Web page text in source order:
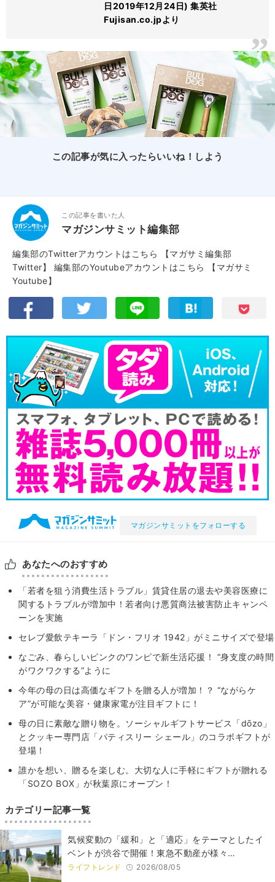
日2019年12月24日) 集英社
Fujisan.co.jpより
この記事が気に入ったらいいね！しよう
この記事を書いた人
マガジンサミット編集部
編集部のTwitterアカウントはこちら
【マガサミ編集部
Twitter】
編集部のYoutubeアカウントはこちら
【マガサミ
Youtube】
マガジンサミットをフォローする
あなたへのおすすめ
「若者を狙う消費生活トラブル」賃貸住居の退去や美容医療に
関するトラブルが増加中！若者向け悪質商法被害防止キャンペ
ーンを実施
セレブ愛飲テキーラ「ドン・フリオ 1942」がミニサイズで登場
なごみ、春らしいピンクのワンピで新生活応援！ “身支度の時間
がワクワクする”ように
今年の母の日は高価なギフトを贈る人が増加！？ “ながらケ
ア”が可能な美容・健康家電が注目ギフトに！
母の日に素敵な贈り物を。ソーシャルギフトサービス「dōzo」
とクッキー専門店「パティスリー シェール」のコラボギフトが
登場！
誰かを想い、贈るを楽しむ。大切な人に手軽にギフトが贈れる
「SOZO BOX」が秋葉原にオープン！
カテゴリー記事一覧
気候変動の「緩和」と「適応」をテーマとしたイ
ベントが渋谷で開催！東急不動産が様々…
ライフトレンド 2026/08/05